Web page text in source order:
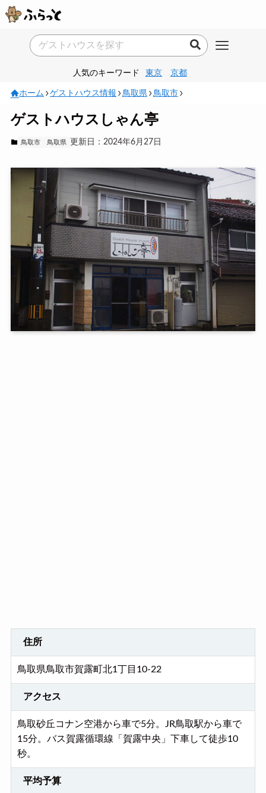
人気のキーワード 東京 京都
ホーム ゲストハウス情報 鳥取県 鳥取市
ゲストハウスしゃん亭
鳥取市 鳥取県 更新日：2024年6月27日
住所
鳥取県鳥取市賀露町北1丁目10-22
アクセス
鳥取砂丘コナン空港から車で5分。JR鳥取駅から車で
15分。バス賀露循環線「賀露中央」下車して徒歩10
秒。
平均予算